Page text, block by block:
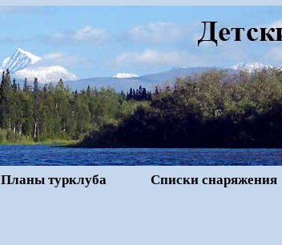
Планы турклуба Списки снаряжения